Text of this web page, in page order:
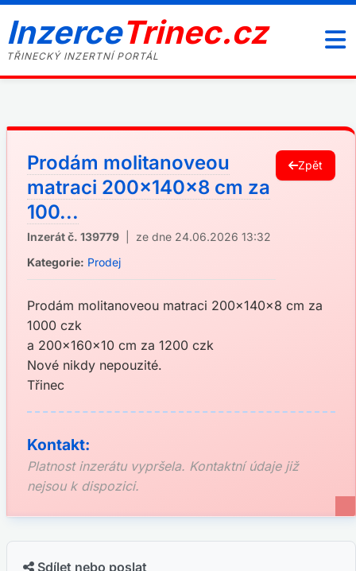
InzerceTrinec.cz
TŘINECKÝ INZERTNÍ PORTÁL
Prodám molitanoveou
matraci 200x140x8 cm za
100...
Inzerát č. 139779 | ze dne 24.06.2026 13:32
Kategorie: Prodej
Zpět
Prodám molitanoveou matraci 200x140x8 cm za
1000 czk
a 200x160x10 cm za 1200 czk
Nové nikdy nepouzité.
Třinec
Kontakt:
Platnost inzerátu vypršela. Kontaktní údaje již
nejsou k dispozici.
Sdílet nebo poslat